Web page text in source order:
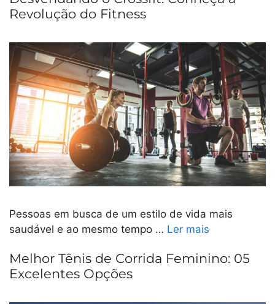
Revolução do Fitness
Pessoas em busca de um estilo de vida mais
saudável e ao mesmo tempo … Ler mais
Melhor Tênis de Corrida Feminino: 05
Excelentes Opções